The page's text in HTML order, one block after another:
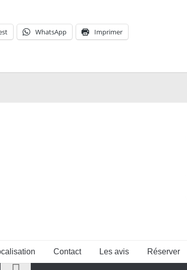
WhatsApp Imprimer
Contact Les avis Réserver